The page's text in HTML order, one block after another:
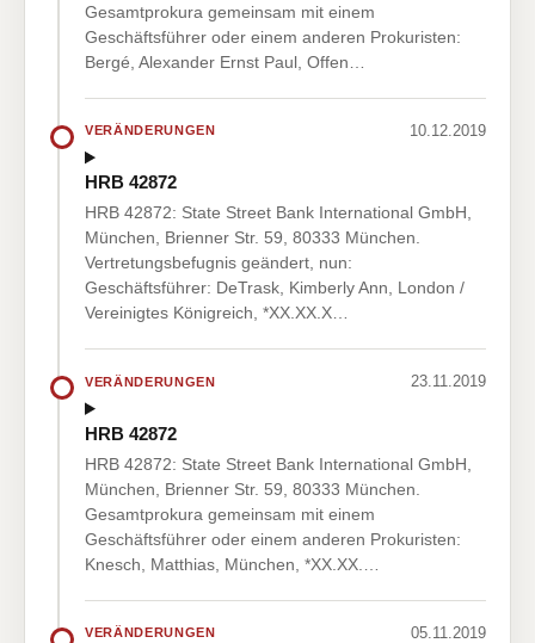
Gesamtprokura gemeinsam mit einem
Geschäftsführer oder einem anderen Prokuristen:
Bergé, Alexander Ernst Paul, Offen…
VERÄNDERUNGEN 10.12.2019
HRB 42872
HRB 42872: State Street Bank International GmbH,
München, Brienner Str. 59, 80333 München.
Vertretungsbefugnis geändert, nun:
Geschäftsführer: DeTrask, Kimberly Ann, London /
Vereinigtes Königreich, *XX.XX.X…
VERÄNDERUNGEN 23.11.2019
HRB 42872
HRB 42872: State Street Bank International GmbH,
München, Brienner Str. 59, 80333 München.
Gesamtprokura gemeinsam mit einem
Geschäftsführer oder einem anderen Prokuristen:
Knesch, Matthias, München, *XX.XX.…
VERÄNDERUNGEN 05.11.2019